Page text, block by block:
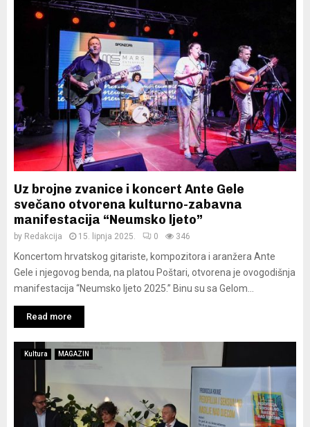
Uz brojne zvanice i koncert Ante Gele
svečano otvorena kulturno-zabavna
manifestacija “Neumsko ljeto”
by Redakcija 15. lipnja 2025. 0 346
Koncertom hrvatskog gitariste, kompozitora i aranžera Ante
Gele i njegovog benda, na platou Poštari, otvorena je ovogodišnja
manifestacija “Neumsko ljeto 2025.” Binu su sa Gelom...
Read more
Kultura MAGAZIN